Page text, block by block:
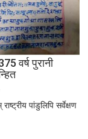
राजस्थान
का
सबसे
रहस्यमयी
गांव?वर्ष पुरानी
पांडुलिपि सर्वेक्षण